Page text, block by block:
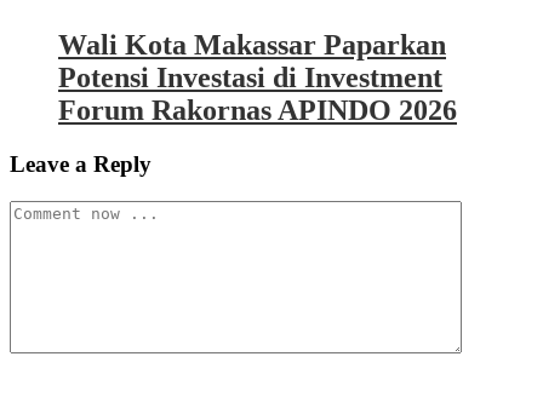
Wali Kota Makassar Paparkan
Potensi Investasi di Investment
Forum Rakornas APINDO 2026
Leave a Reply